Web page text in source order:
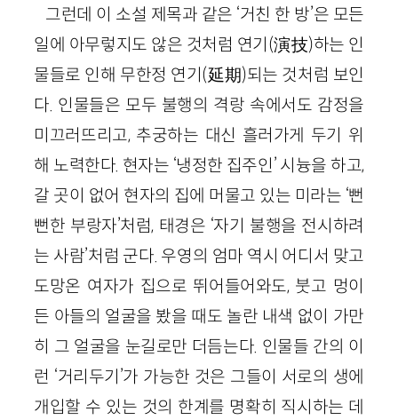
그런데 이 소설 제목과 같은 ‘거친 한 방’은 모든
일에 아무렇지도 않은 것처럼 연기 (演技)하는 인
물들로 인해 무한정 연기 (延期)되는 것처럼 보인
다. 인물들은 모두 불행의 격랑 속에서도 감정을
미끄러뜨리고, 추궁하는 대신 흘러가게 두기 위
해 노력한다. 현자는 ‘냉정한 집주인’ 시늉을 하고,
갈 곳이 없어 현자의 집에 머물고 있는 미라는 ‘뻔
뻔한 부랑자’처럼, 태경은 ‘자기 불행을 전시하려
는 사람’처럼 군다. 우영의 엄마 역시 어디서 맞고
도망온 여자가 집으로 뛰어들어와도, 붓고 멍이
든 아들의 얼굴을 봤을 때도 놀란 내색 없이 가만
히 그 얼굴을 눈길로만 더듬는다. 인물들 간의 이
런 ‘거리두기’가 가능한 것은 그들이 서로의 생에
개입할 수 있는 것의 한계를 명확히 직시하는 데